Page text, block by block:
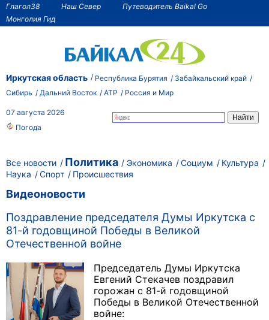
Глагол38 Наш Север
Путеводитель Baikal Go
Монголия Гид
Иркутская область Республика Бурятия
Забайкальский край
Сибирь
Дальний Восток АТР Россия и Мир
07 августа 2026
Погода
Все новости Политика Экономика Социум
Культура
Наука
Спорт Происшествия
Видеоновости
Поздравление председателя Думы Иркутска с
81-й годовщиной Победы в Великой
Отечественной войне
Председатель Думы Иркутска
Евгений Стекачев поздравил
горожан с 81-й годовщиной
Победы в Великой Отечественной
войне: